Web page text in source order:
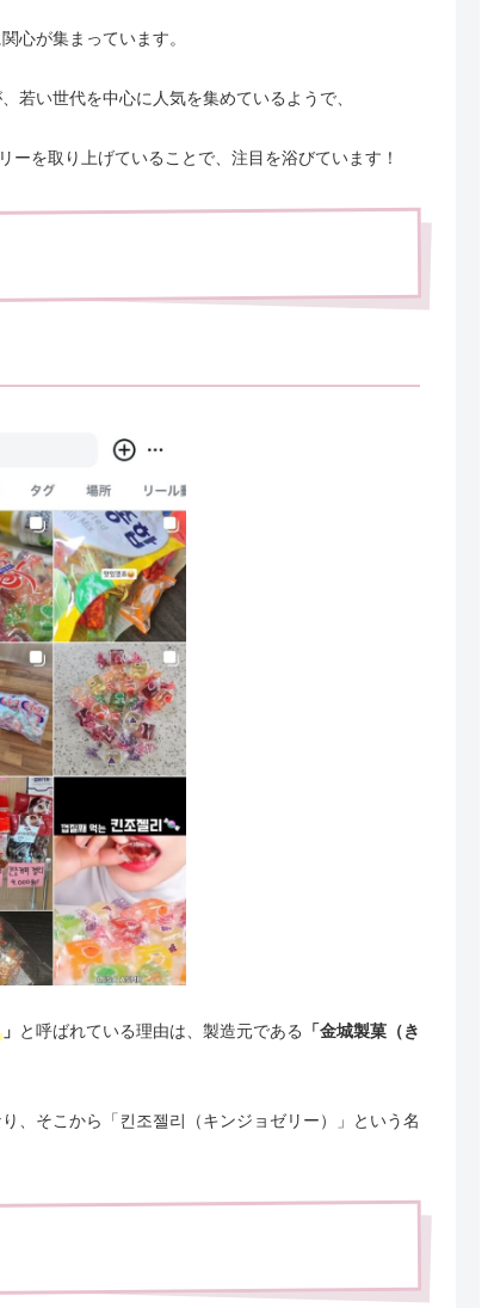
心が集まっています。
若い世代を中心に人気を集めているようで、
ーを取り上げていることで、注目を浴びています！
」 と呼ばれている理由は、製造元である
「金城製菓（き
、そこから「킨조젤리（キンジョゼリー）」という名